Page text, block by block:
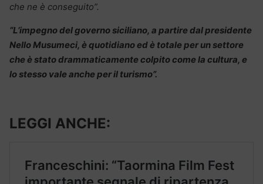
che ne è conseguito”.
“L’impegno del governo siciliano, a partire dal presidente
Nello Musumeci, è quotidiano ed è totale per un settore
che è stato drammaticamente colpito come la cultura, e
lo stesso vale anche per il turismo”.
LEGGI ANCHE: